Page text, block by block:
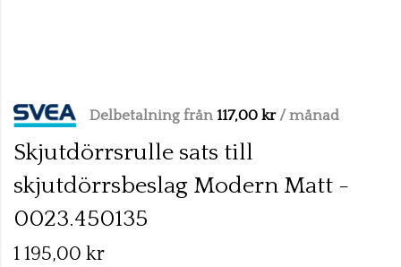
to
the
beginning
the
images
Delbetalning från 117,00 kr/ månad
Skjutdörrsrulle sats till
skjutdörrsbeslag Modern Matt -
0023.450135
1 195,00 kr